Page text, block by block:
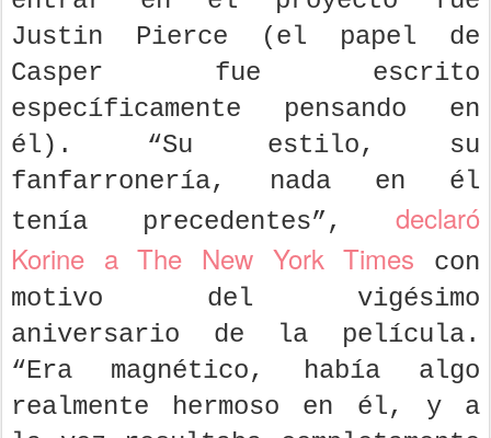
entrar en el proyecto fue
Justin Pierce (el papel de
Casper fue escrito
específicamente pensando en
él). “Su estilo, su
fanfarronería, nada en él
tenía precedentes”, declaró
Korine a The New York Times
con
motivo del vigésimo
aniversario de la película.
“Era magnético, había algo
realmente hermoso en él, y a